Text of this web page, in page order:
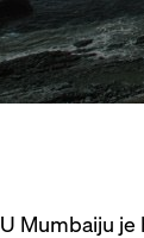
U Mumbaiju